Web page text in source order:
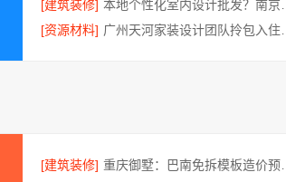
[建筑装修]
[资源材料]
[建筑装修]